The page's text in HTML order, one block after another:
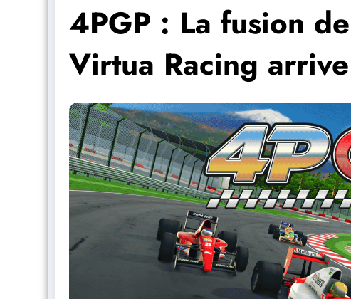
4PGP : La fusion
Virtua Racing